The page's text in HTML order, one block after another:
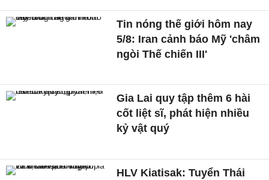
Tin nóng thế giới hôm nay
5/8: Iran cảnh báo Mỹ 'châm
ngòi Thế chiến III'
Gia Lai quy tập thêm 6 hài
cốt liệt sĩ, phát hiện nhiều
kỷ vật quý
HLV Kiatisak: Tuyển Thái